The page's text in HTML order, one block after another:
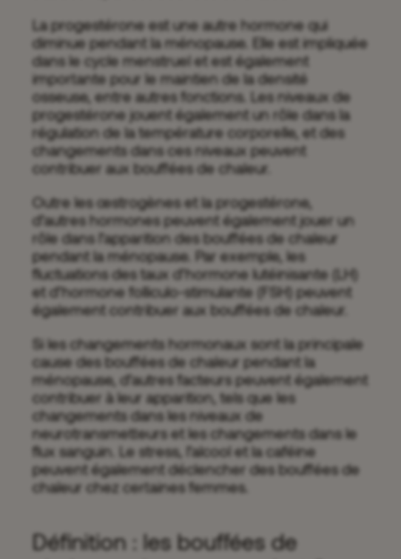
La progestérone est une autre hormone qui
diminue pendant la ménopause. Elle est impliquée
dans le cycle menstruel et est également
importante pour le maintien de la densité
osseuse, entre autres fonctions. Les niveaux de
progestérone jouent également un rôle dans la
régulation de la température corporelle, et des
changements dans ces niveaux peuvent
contribuer aux bouffées de chaleur.
Outre les œstrogènes et la progestérone,
d’autres hormones peuvent également jouer un
rôle dans l’apparition des bouffées de chaleur
pendant la ménopause. Par exemple, les
fluctuations des taux d’hormone lutéinisante (LH)
et d’hormone folliculo-stimulante (FSH) peuvent
également contribuer aux bouffées de chaleur.
Si les changements hormonaux sont la principale
cause des bouffées de chaleur pendant la
ménopause, d’autres facteurs peuvent également
contribuer à leur apparition, tels que les
changements dans les niveaux de
neurotransmetteurs et les changements dans le
flux sanguin. Le stress, l’alcool et la caféine
peuvent également déclencher des bouffées de
chaleur chez certaines femmes.
Définition : les bouffées de